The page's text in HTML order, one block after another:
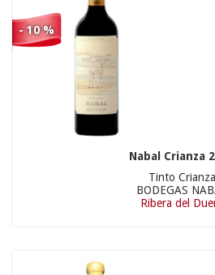
- 10 %
Nabal Crianza
Tinto Crianza
BODEGAS
Ribera del